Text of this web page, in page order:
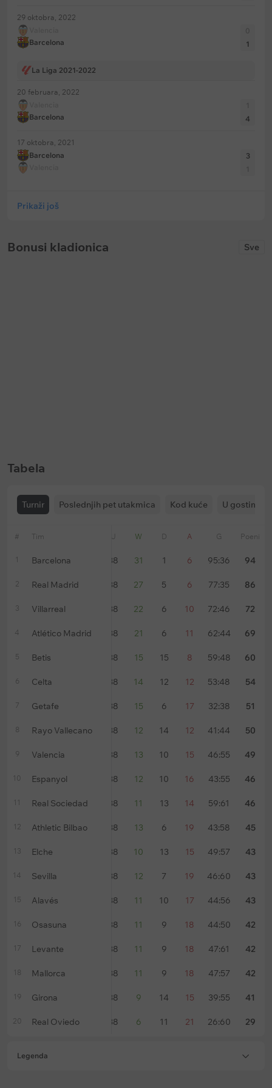
29 oktobra, 2022
Barcelona
1
La Liga 2021-2022
20 februara, 2022
Barcelona
4
17 oktobra, 2021
Barcelona
3
Prikaži još
Bonusi kladionica Sve
Tabela
Turnir Poslednjih pet utakmica Kod kuće U gostima
# Tim U W D A G Poeni
1 Barcelona 38 31 1 6 95:36 94
2 Real Madrid 38 27 5 6 77:35 86
3 Villarreal 38 22 6 10 72:46 72
4 Atlético Madrid 38 21 6 11 62:44 69
5 Betis 38 15 15 8 59:48 60
6 Celta 38 14 12 12 53:48 54
7 Getafe 38 15 6 17 32:38 51
8 Rayo Vallecano 38 12 14 12 41:44 50
9 Valencia 38 13 10 15 46:55 49
10 Espanyol 38 12 10 16 43:55 46
11 Real Sociedad 38 11 13 14 59:61 46
12 Athletic Bilbao 38 13 6 19 43:58 45
13 Elche 38 10 13 15 49:57 43
14 Sevilla 38 12 7 19 46:60 43
15 Alavés 38 11 10 17 44:56 43
16 Osasuna 38 11 9 18 44:50 42
17 Levante 38 11 9 18 47:61 42
18 Mallorca 38 11 9 18 47:57 42
19 Girona 38 9 14 15 39:55 41
20 Real Oviedo 38 6 11 21 26:60 29
Legenda